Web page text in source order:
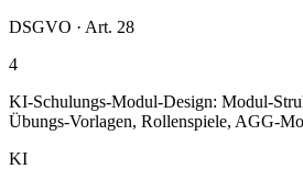
DSGVO · Art. 28
4
KI-Schulungs-Modul-Design: Modul-
Übungs-Vorlagen, Rollenspiele, AGG-
KI